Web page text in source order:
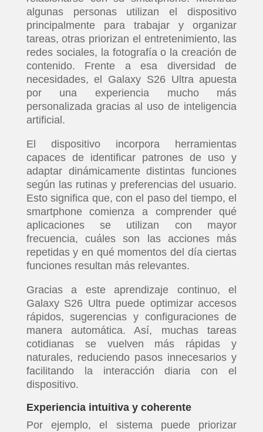
algunas personas utilizan el dispositivo
principalmente para trabajar y organizar
tareas, otras priorizan el entretenimiento, las
redes sociales, la fotografía o la creación de
contenido. Frente a esa diversidad de
necesidades, el Galaxy S26 Ultra apuesta
por una experiencia mucho más
personalizada gracias al uso de inteligencia
artificial.
El dispositivo incorpora herramientas
capaces de identificar patrones de uso y
adaptar dinámicamente distintas funciones
según las rutinas y preferencias del usuario.
Esto significa que, con el paso del tiempo, el
smartphone comienza a comprender qué
aplicaciones se utilizan con mayor
frecuencia, cuáles son las acciones más
repetidas y en qué momentos del día ciertas
funciones resultan más relevantes.
Gracias a este aprendizaje continuo, el
Galaxy S26 Ultra puede optimizar accesos
rápidos, sugerencias y configuraciones de
manera automática. Así, muchas tareas
cotidianas se vuelven más rápidas y
naturales, reduciendo pasos innecesarios y
facilitando la interacción diaria con el
dispositivo.
Experiencia intuitiva y coherente
Por ejemplo, el sistema puede priorizar